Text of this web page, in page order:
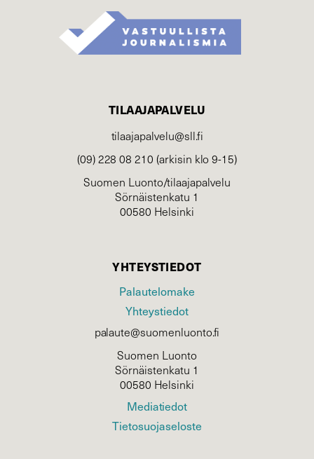
TILAAJAPALVELU
tilaajapalvelu@sll.fi
(09) 228 08 210 (arkisin klo 9-15)
Suomen Luonto/tilaajapalvelu
Sörnäistenkatu 1
00580 Helsinki
YHTEYSTIEDOT
Palautelomake
Yhteystiedot
palaute@suomenluonto.fi
Suomen Luonto
Sörnäistenkatu 1
00580 Helsinki
Mediatiedot
Tietosuojaseloste